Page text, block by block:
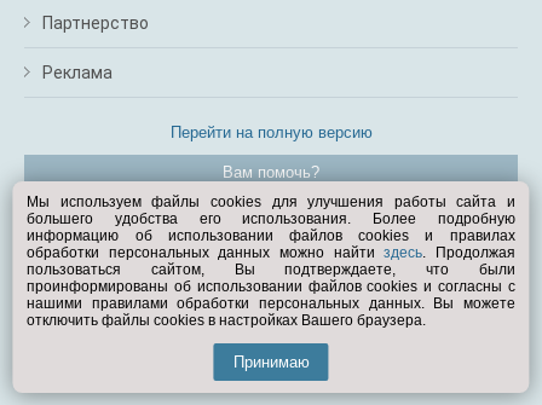
Партнерство
Реклама
Перейти на полную версию
Вам помочь?
© Exist.ru 1998—2026
Мы используем файлы cookies для улучшения работы сайта и
большего удобства его использования. Более подробную
информацию об использовании файлов cookies и правилах
обработки персональных данных можно найтиздесь. Продолжая
пользоваться сайтом, Вы подтверждаете, что были
проинформированы об использовании файлов cookies и согласны с
нашими правилами обработки персональных данных. Вы можете
отключить файлы cookies в настройках Вашего браузера.
Принимаю